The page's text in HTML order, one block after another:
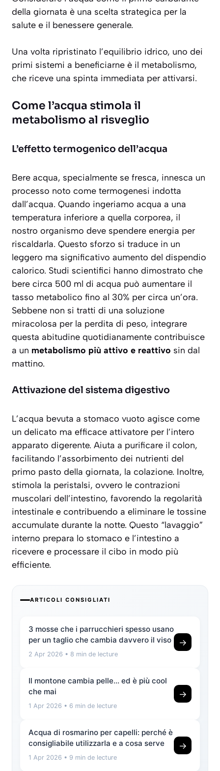
della giornata è una scelta strategica per la
salute e il benessere generale.
Una volta ripristinato l’equilibrio idrico, uno dei
primi sistemi a beneficiarne è il metabolismo,
che riceve una spinta immediata per attivarsi.
Come l’acqua stimola il
metabolismo al risveglio
L’effetto termogenico dell’acqua
Bere acqua, specialmente se fresca, innesca un
processo noto come termogenesi indotta
dall’acqua. Quando ingeriamo acqua a una
temperatura inferiore a quella corporea, il
nostro organismo deve spendere energia per
riscaldarla. Questo sforzo si traduce in un
leggero ma significativo aumento del dispendio
calorico. Studi scientifici hanno dimostrato che
bere circa 500 ml di acqua può aumentare il
tasso metabolico fino al 30% per circa un’ora.
Sebbene non si tratti di una soluzione
miracolosa per la perdita di peso, integrare
questa abitudine quotidianamente contribuisce
a un metabolismo più attivo e reattivo sin dal
mattino.
Attivazione del sistema digestivo
L’acqua bevuta a stomaco vuoto agisce come
un delicato ma efficace attivatore per l’intero
apparato digerente. Aiuta a purificare il colon,
facilitando l’assorbimento dei nutrienti del
primo pasto della giornata, la colazione. Inoltre,
stimola la peristalsi, ovvero le contrazioni
muscolari dell’intestino, favorendo la regolarità
intestinale e contribuendo a eliminare le tossine
accumulate durante la notte. Questo “lavaggio”
interno prepara lo stomaco e l’intestino a
ricevere e processare il cibo in modo più
efficiente.
ARTICOLI CONSIGLIATI
3 mosse che i parrucchieri spesso usano
per un taglio che cambia davvero il viso
2 Apr 2026 • 8 min de lecture
→
Il montone cambia pelle… ed è più cool
che mai
1 Apr 2026 • 6 min de lecture
→
Acqua di rosmarino per capelli: perché è
consigliabile utilizzarla e a cosa serve
1 Apr 2026 • 9 min de lecture
→